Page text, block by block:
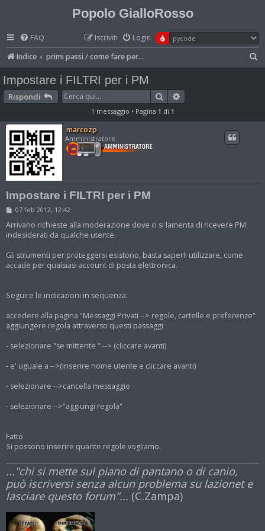
Popolo GialloRosso
FAQ Login
Iscriviti
Indice
primi passi / come fare per...
Impostare i FILTRI per i PM
Rispondi Cerca
1 messaggio • Pagina 1 di 1
marcozp
Amministratore
Impostare i FILTRI per i PM
M
s
s
a
g
i
o
07 feb 2012, 12:42
Arrivano richieste alla moderazione dove ci si lamenta di ricevere PM
indesiderati da qualche utente:
Gli strumenti per proteggersi esistono, basta saperli utilizzare, come
accade per qualsiasi account di posta elettronica.
Seguire le indicazioni in sequenza:
accedere alla pagina "Messaggi Privati --> regole, cartelle e preferenze"
aggiungere regola attraverso questi passaggi
- selezionare "se mittente " --> (cliccare avanti)
- e' uguale a -->(inserire nome utente e cliccare avanti)
- selezionare -->cancella messaggio
- selezionare -->"aggiungi regola"
Fatto.
Si possono inserire quante regole vogliamo.
..."chi si mette sul piano di pantano o di canio,
può iscriversi senza alcun problema su lazionet e
lasciare questo forum"... (C.Zampa)